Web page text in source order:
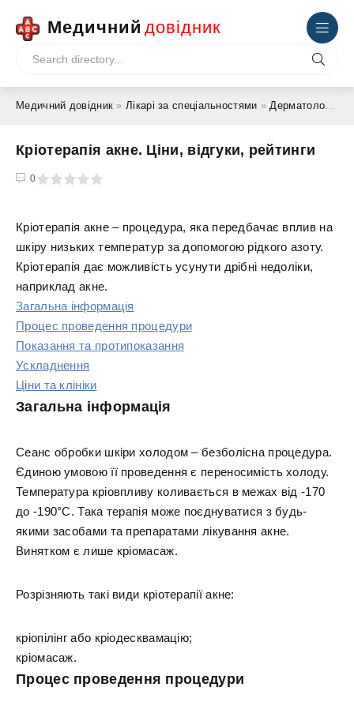
Медичний довідник
Медичний довідник »Лікарі за спеціальностями »Дерматолог »
Кріотерапія акне. Ціни, відгуки, рейтинги
0
5
Кріотерапія акне – процедура, яка передбачає вплив на
шкіру низьких температур за допомогою рідкого азоту.
Кріотерапія дає можливість усунути дрібні недоліки,
наприклад акне.
Загальна інформація
Процес проведення процедури
Показання та протипоказання
Ускладнення
Ціни та клініки
Загальна інформація
Сеанс обробки шкіри холодом – безболісна процедура.
Єдиною умовою її проведення є переносимість холоду.
Температура кріовпливу коливається в межах від -170
до -190°С. Така терапія може поєднуватися з будь-
якими засобами та препаратами лікування акне.
Винятком є лише кріомасаж.
Розрізняють такі види кріотерапії акне:
кріопілінг або кріодесквамацію;
кріомасаж.
Процес проведення процедури